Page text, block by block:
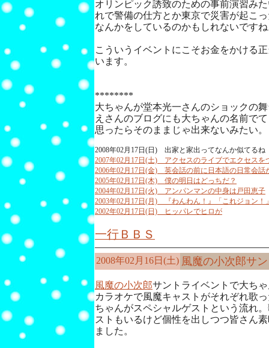
オリンピック誘致のための事前演習み
れで警備の仕方とか東京で災害が起こ
なんかをしているのかもしれないです
こういうイベントにこそお金をかける
います。
********
大ちゃんが堂本光一さんのショックの
えさんのブログにも大ちゃんの名前で
思ったらそのままじゃ出来ないみたい。
2008年02月17日(日) 出家と家出ってなんか似てるね
2007年02月17日(土) アクセスのライブでエクセスを
2006年02月17日(金) 英会話の前に日本語の日常会話
2005年02月17日(木) 僕の明日はどっちだ？
2004年02月17日(火) アンパンマンの中身は戸田恵子
2003年02月17日(月) 『わんわん！』「これジョン！
2002年02月17日(日) ヒッパレでヒロが
一行ＢＢＳ
2008年02月16日(土) 風魔の小次郎サ
風魔の小次郎サントライベントで大ち
カラオケで風魔キャストがそれぞれ歌
ちゃんがスペシャルゲストという流れ
ストもいるけど個性を出しつつ皆さん
ました。